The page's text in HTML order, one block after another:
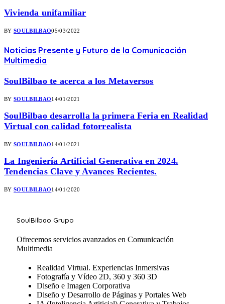
Vivienda unifamiliar
BY SOULBILBAO05/03/2022
Noticias Presente y Futuro de la Comunicación
Multimedia
SoulBilbao te acerca a los Metaversos
BY SOULBILBAO14/01/2021
SoulBilbao desarrolla la primera Feria en Realidad
Virtual con calidad fotorrealista
BY SOULBILBAO14/01/2021
La Ingeniería Artificial Generativa en 2024.
Tendencias Clave y Avances Recientes.
BY SOULBILBAO14/01/2020
SoulBilbao Grupo
Ofrecemos servicios avanzados en Comunicación
Multimedia
Realidad Virtual. Experiencias Inmersivas
Fotografía y Vídeo 2D, 360 y 360 3D
Diseño e Imagen Corporativa
Diseño y Desarrollo de Páginas y Portales Web